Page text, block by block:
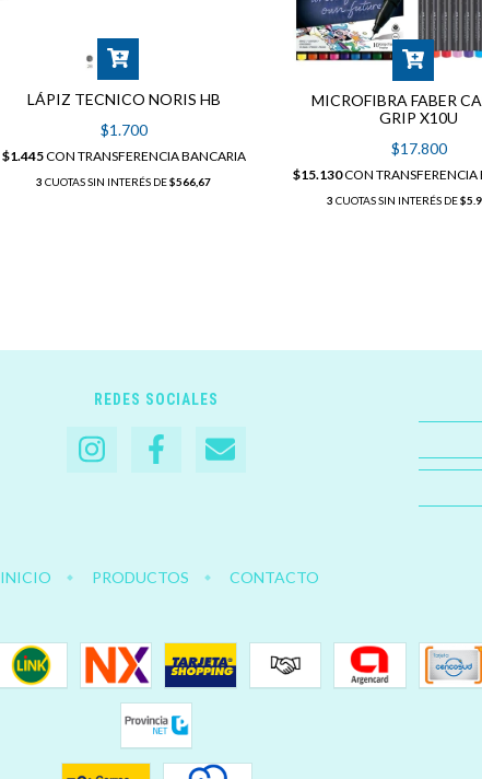
LÁPIZ TECNICO NORIS HB
$1.700
$1.445CON TRANSFERENCIA BANCARIA
3 CUOTAS SIN INTERÉS DE$566,67
MICROFIBRA FABER
GRIP X10U
$17.800
$15.130CON
3 CUOTAS SIN INTERÉS DE
REDES SOCIALES
INICIO PRODUCTOS CONTACTO